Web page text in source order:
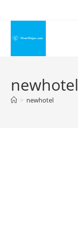
conteúdo
newhotel
> newhotel